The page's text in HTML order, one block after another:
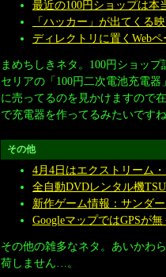
最近の100円ショップは本
「ハッカー」が出てくる
ディレクトリに置くWeb
まめちしきネタ。100円ショッ
セリアの「100円二次電池充電
に売ってるのを見かけますので
で充電器を作ってるみたいです
その他
4月4日はエクストリーム
全自動DVDレンタル機
新作ゲーム情報：サンダ
GoogleマップではGPSが
その他の雑多なネタ。あいかわ
荷しません…。